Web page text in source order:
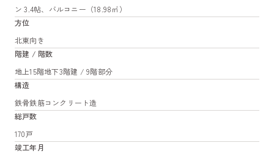
ン 3.4帖、バルコニー（18.98㎡）
方位
北東向き
階建 / 階数
地上15階地下3階建 / 9階部分
構造
鉄骨鉄筋コンクリート造
総戸数
170戸
竣工年月